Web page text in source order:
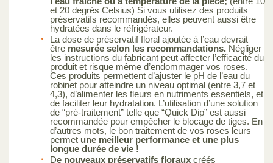
et 20 degrés Celsius) Si vous utilisez des produits
préservatifs recommandés, elles peuvent aussi être
hydratées dans le réfrigérateur.
La dose de préservatif floral ajoutée à l’eau devrait
être mesurée selon les recommandations. Négliger
les instructions du fabricant peut affecter l’efficacité du
produit et risque même d’endommager vos roses.
Ces produits permettent d’ajuster le pH de l’eau du
robinet pour atteindre un niveau optimal (entre 3,7 et
4,3), d’alimenter les fleurs en nutriments essentiels, et
de faciliter leur hydratation. L’utilisation d’une solution
de “pré-traitement” telle que “Quick Dip” est aussi
recommandée pour empêcher le blocage de tiges. En
d’autres mots, le bon traitement de vos roses leurs
permet une meilleur performance et une plus
longue durée de vie !
De nouveaux préservatifs floraux créés